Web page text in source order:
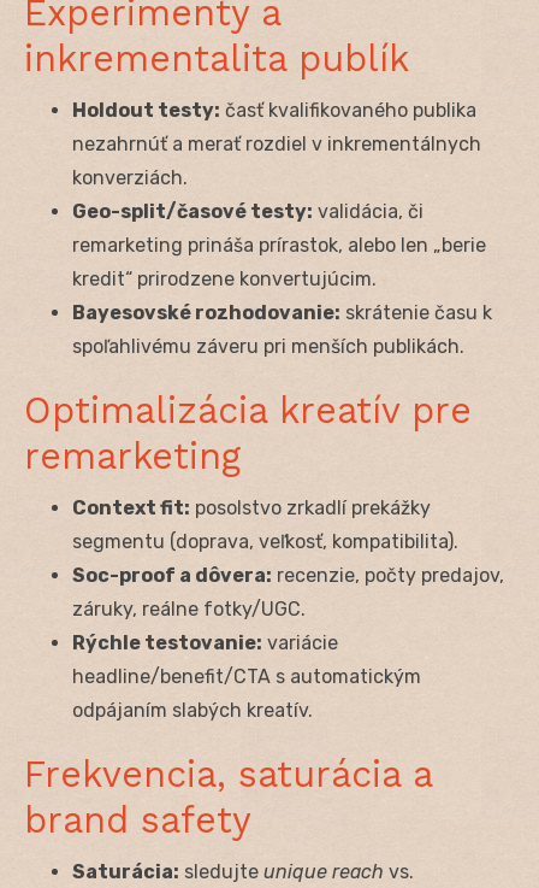
Experimenty a
inkrementalita publík
Holdout testy: časť kvalifikovaného publika
nezahrnúť a merať rozdiel v inkrementálnych
konverziách.
Geo-split/časové testy: validácia, či
remarketing prináša prírastok, alebo len „berie
kredit“ prirodzene konvertujúcim.
Bayesovské rozhodovanie: skrátenie času k
spoľahlivému záveru pri menších publikách.
Optimalizácia kreatív pre
remarketing
Context fit: posolstvo zrkadlí prekážky
segmentu (doprava, veľkosť, kompatibilita).
Soc-proof a dôvera: recenzie, počty predajov,
záruky, reálne fotky/UGC.
Rýchle testovanie: variácie
headline/benefit/CTA s automatickým
odpájaním slabých kreatív.
Frekvencia, saturácia a
brand safety
Saturácia: sledujte unique reach vs.